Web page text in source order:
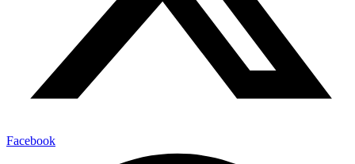
Facebook